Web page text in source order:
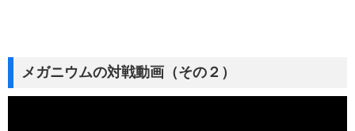
メガニウムの対戦動画（その２）